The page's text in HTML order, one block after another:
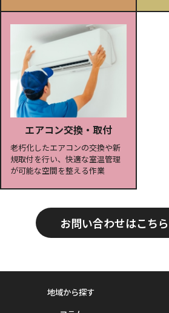
エアコン交換・取付
老朽化したエアコンの交換や新
規取付を行い、快適な室温管理
が可能な空間を整える作業
お問い合わせはこちら
地域から探す